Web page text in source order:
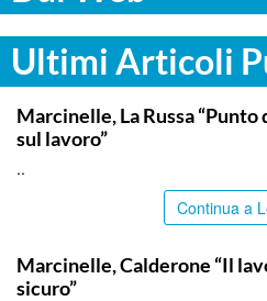
Ultimi Articoli
ITALPRESS
Marcinelle, La Russa
sul lavoro”
..
Continua a
Marcinelle, Calderone “Il
sicuro”